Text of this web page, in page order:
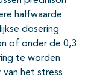
halfwaarde
dosering
of onder de 0,3
te worden
het stress